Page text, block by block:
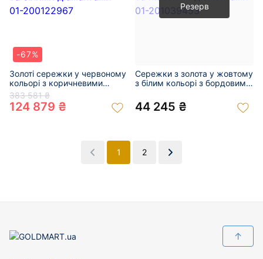
-67%
Золоті сережки у червоному
кольорі з коричневими
гранатами та білими
діамантами 01-200122967
383 581 ₴
124 879 ₴
Резерв
Сережки з золота у жовтому
з білим кольорі з бордовими
діамантами 01-201039453
44 245 ₴
1 2
↑